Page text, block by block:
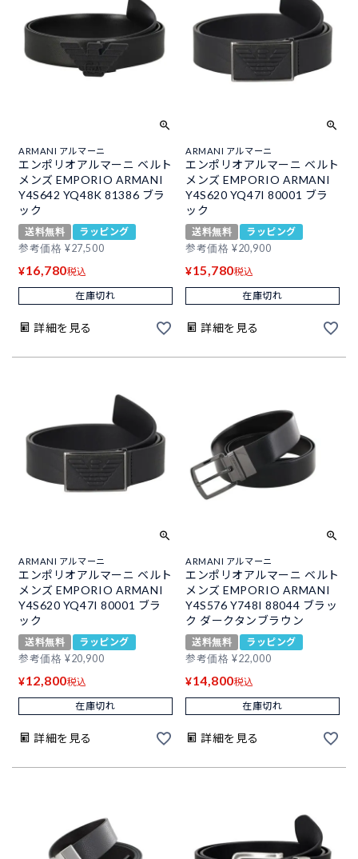
ARMANI アルマーニ
エンポリオアルマーニ ベルト
メンズ EMPORIO ARMANI
Y4S642 YQ48K 81386 ブラ
ック
送料無料
ラッピング
参考価格 ¥27,500
¥16,780税込
在庫切れ
詳細を見る
ARMANI アルマーニ
エンポリオアルマーニ ベルト
メンズ EMPORIO ARMANI
Y4S620 YQ47I 80001 ブラ
ック
送料無料
ラッピング
参考価格 ¥20,900
¥15,780税込
在庫切れ
詳細を見る
ARMANI アルマーニ
エンポリオアルマーニ ベルト
メンズ EMPORIO ARMANI
Y4S620 YQ47I 80001 ブラ
ック
送料無料
ラッピング
参考価格 ¥20,900
¥12,800税込
在庫切れ
詳細を見る
ARMANI アルマーニ
エンポリオアルマーニ ベルト
メンズ EMPORIO ARMANI
Y4S576 Y748I 88044 ブラッ
ク ダークタンブラウン
送料無料
ラッピング
参考価格 ¥22,000
¥14,800税込
在庫切れ
詳細を見る